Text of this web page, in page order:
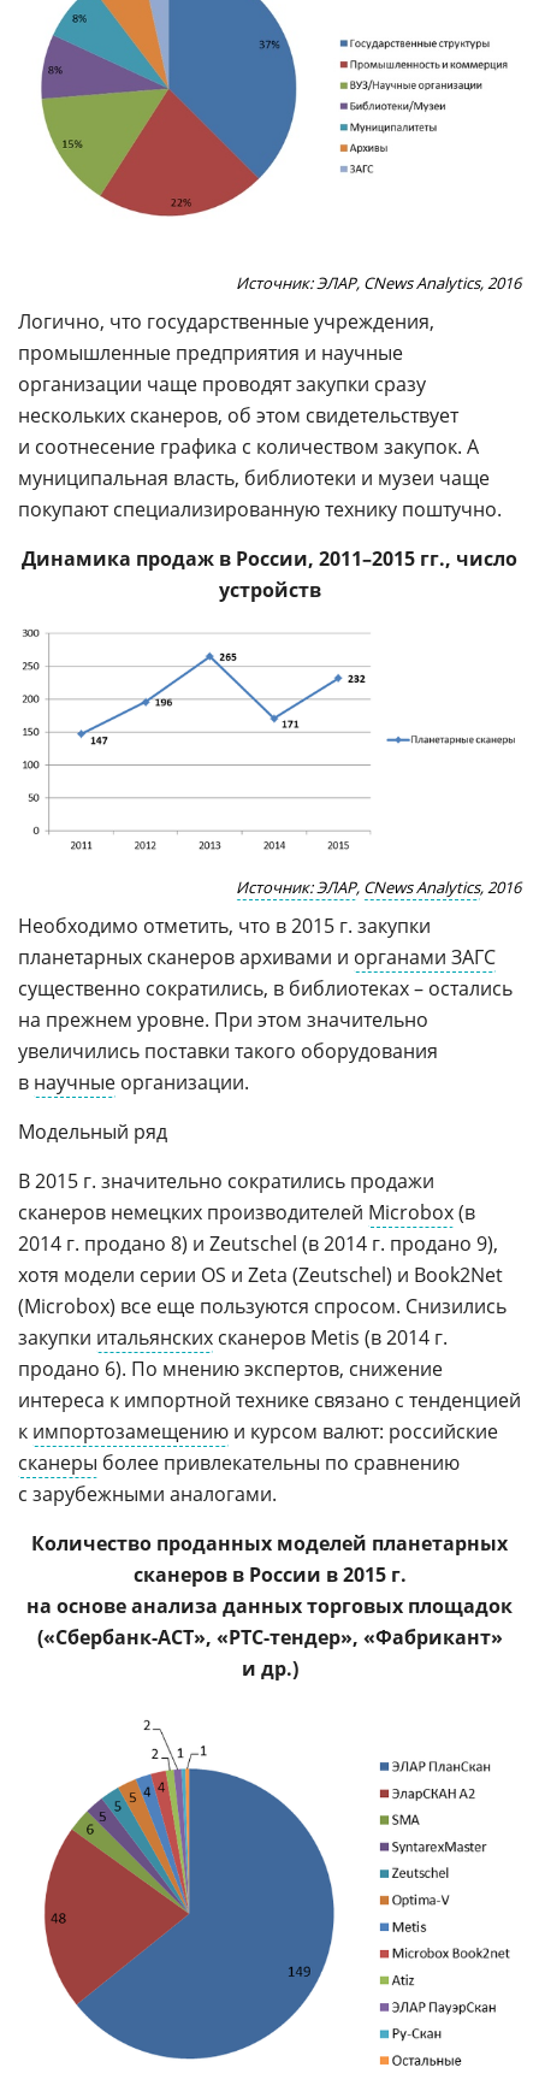
Источник: ЭЛАР, CNews Analytics, 2016
Логично, что государственные учреждения,
промышленные предприятия и научные
организации чаще проводят закупки сразу
нескольких сканеров, об этом свидетельствует
и соотнесение графика с количеством закупок. А
муниципальная власть, библиотеки и музеи чаще
покупают специализированную технику поштучно.
Динамика продаж в России, 2011–2015 гг., число
устройств
Источник: ЭЛАР, CNews Analytics, 2016
Необходимо отметить, что в 2015 г. закупки
планетарных сканеров архивами и органами ЗАГС
существенно сократились, в библиотеках – остались
на прежнем уровне. При этом значительно
увеличились поставки такого оборудования
в научные организации.
Модельный ряд
В 2015 г. значительно сократились продажи
сканеров немецких производителей Microbox(в
2014 г. продано 8) и Zeutschel (в 2014 г. продано 9),
хотя модели серии OS и Zeta (Zeutschel) и Book2Net
(Microbox) все еще пользуются спросом. Снизились
закупки итальянских сканеров Metis (в 2014 г.
продано 6). По мнению экспертов, снижение
интереса к импортной технике связано с тенденцией
к импортозамещению и курсом валют: российские
сканеры более привлекательны по сравнению
с зарубежными аналогами.
Количество проданных моделей планетарных
сканеров в России в 2015 г.
на основе анализа данных торговых площадок
(«Сбербанк-АСТ», «РТС-тендер», «Фабрикант»
и др.)